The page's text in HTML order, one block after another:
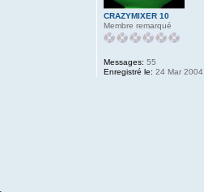
CRAZYMIXER 10
Membre remarqué
Messages: 55
Enregistré le: 24 Mar 2004